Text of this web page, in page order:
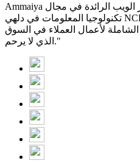
Ammaiya هي واحدة من شركات تطوير الويب الرائدة في مجال
تكنولوجيا المعلومات في دلهي NCR. "هدفنا النهائي هو تقديم أفضل
الشاملة لأعمال العملاء في السوق
الذي لا يرحم."